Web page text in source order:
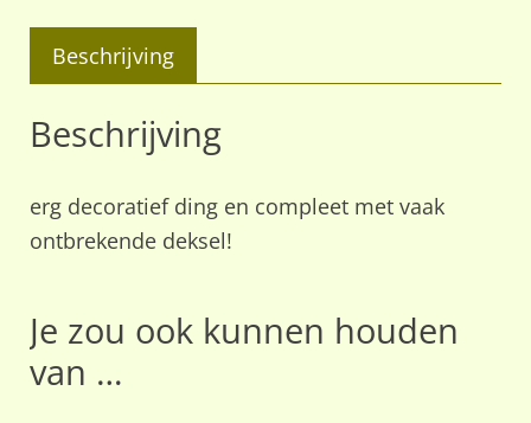
Beschrijving
Beschrijving
erg decoratief ding en compleet met vaak
ontbrekende deksel!
Je zou ook kunnen houden
van …